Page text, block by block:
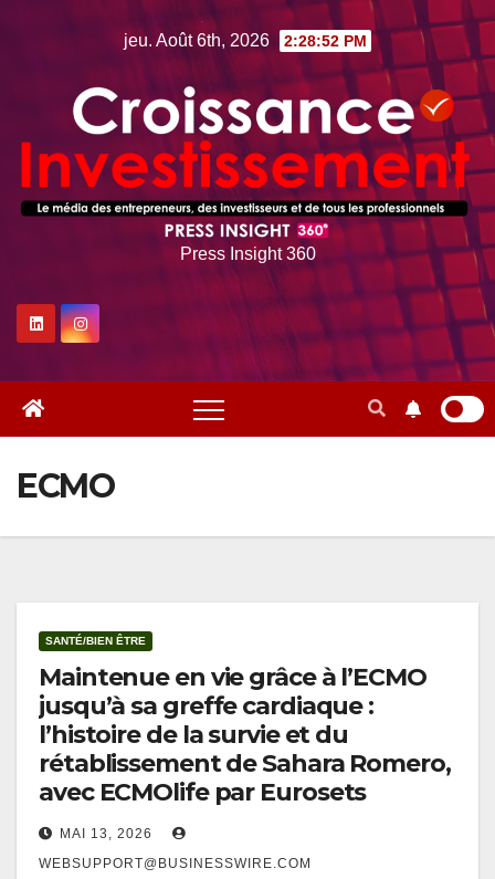
jeu. Août 6th, 2026 2:28:53 PM
Press Insight 360
ECMO
SANTÉ/BIEN ÊTRE
Maintenue en vie grâce à l’ECMO
jusqu’à sa greffe cardiaque :
l’histoire de la survie et du
rétablissement de Sahara Romero,
avec ECMOlife par Eurosets
MAI 13, 2026
WEBSUPPORT@BUSINESSWIRE.COM